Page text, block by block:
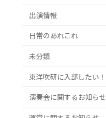
出演情報
日常のあれこれ
未分類
東洋吹研に入部したい！
演奏会に関するお知らせ